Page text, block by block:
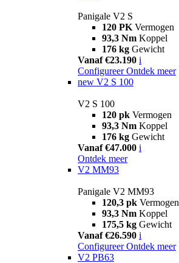
Panigale V2 S
120 PK Vermogen
93,3 Nm Koppel
176 kg Gewicht
Vanaf €23.190 i
Configureer Ontdek meer
new V2 S 100
V2 S 100
120 pk Vermogen
93,3 Nm Koppel
176 kg Gewicht
Vanaf €47.000 i
Ontdek meer
V2 MM93
Panigale V2 MM93
120,3 pk Vermogen
93,3 Nm Koppel
175,5 kg Gewicht
Vanaf €26.590 i
Configureer Ontdek meer
V2 PB63